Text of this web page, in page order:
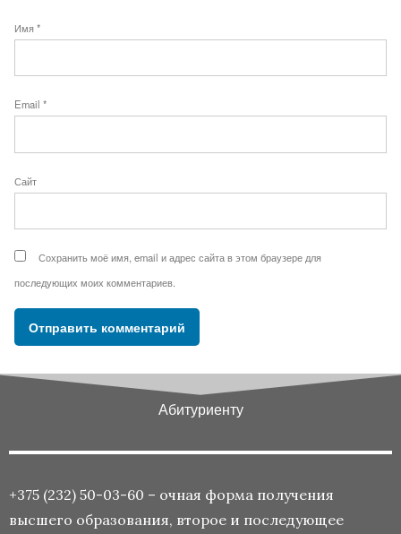
Имя*
Email *
Сайт
Сохранить моё имя, email и адрес сайта в этом браузере для
последующих моих комментариев.
Абитуриенту
+375 (232) 50-03-60 – очная форма получения
высшего образования, второе и последующее